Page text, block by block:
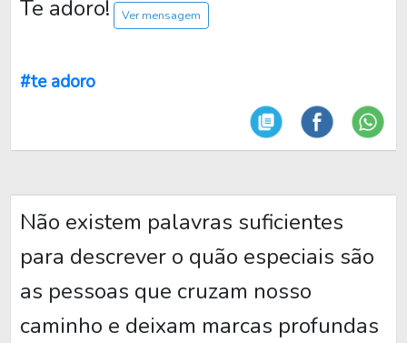
Te adoro! Ver mensagem
#te adoro
Não existem palavras suficientes
para descrever o quão especiais são
as pessoas que cruzam nosso
caminho e deixam marcas profundas